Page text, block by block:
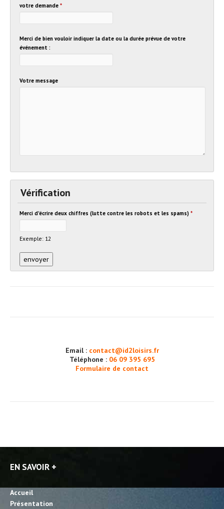
votre demande *
Merci de bien vouloir indiquer la date ou la durée prévue de votre
événement :
Votre message
Vérification
Merci d'écrire deux chiffres (lutte contre les robots et les spams) *
Exemple: 12
Email : contact@id2loisirs.fr
Téléphone : 06 09 395 695
Formulaire de contact
EN SAVOIR +
Accueil
Présentation